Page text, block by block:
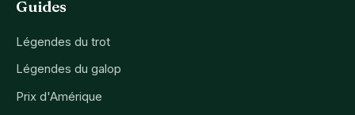
Guides
Légendes du trot
Légendes du galop
Prix d'Amérique